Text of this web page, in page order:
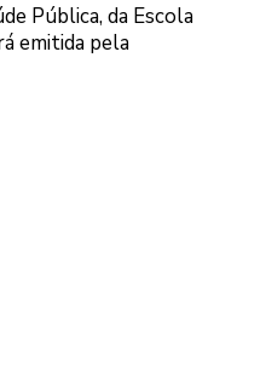
Pública, da Escola
emitida pela